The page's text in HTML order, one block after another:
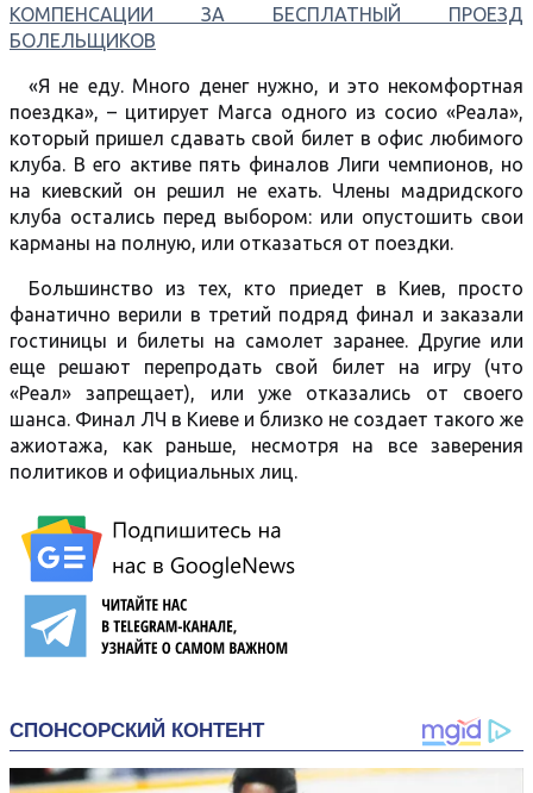
КОМПЕНСАЦИИ ЗА БЕСПЛАТНЫЙ ПРОЕЗД
БОЛЕЛЬЩИКОВ
«Я не еду. Много денег нужно, и это некомфортная
поездка», – цитирует Marca одного из сосио «Реала»,
который пришел сдавать свой билет в офис любимого
клуба. В его активе пять финалов Лиги чемпионов, но
на киевский он решил не ехать. Члены мадридского
клуба остались перед выбором: или опустошить свои
карманы на полную, или отказаться от поездки.
Большинство из тех, кто приедет в Киев, просто
фанатично верили в третий подряд финал и заказали
гостиницы и билеты на самолет заранее. Другие или
еще решают перепродать свой билет на игру (что
«Реал» запрещает), или уже отказались от своего
шанса. Финал ЛЧ в Киеве и близко не создает такого же
ажиотажа, как раньше, несмотря на все заверения
политиков и официальных лиц.